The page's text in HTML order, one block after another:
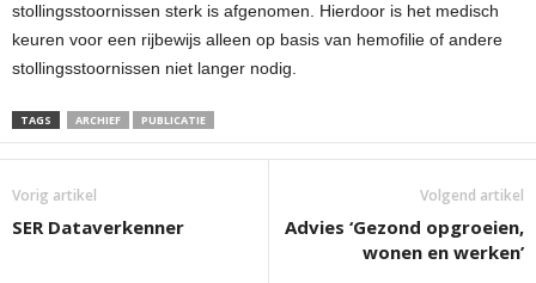
stollingsstoornissen sterk is afgenomen. Hierdoor is het medisch
keuren voor een rijbewijs alleen op basis van hemofilie of andere
stollingsstoornissen niet langer nodig.
TAGS ARCHIEF PUBLICATIE
Vorig artikel
SER Dataverkenner
Volgend artikel
Advies ‘Gezond opgroeien,
wonen en werken’